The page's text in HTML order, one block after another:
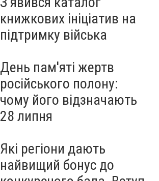
книжкових ініціатив на
підтримку війська
День пам'яті жертв
російського полону:
чому його відзначають
28 липня
Які регіони дають
найвищий бонус до